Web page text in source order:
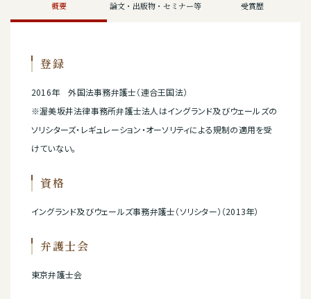
概要 論文・出版物・セミナー等 受賞歴
登録
2016年 外国法事務弁護士（連合王国法）
※渥美坂井法律事務所弁護士法人はイングランド及びウェールズの
ソリシターズ・レギュレーション・オーソリティによる規制の適用を受
けていない。
資格
イングランド及びウェールズ事務弁護士（ソリシター）（2013年）
弁護士会
東京弁護士会